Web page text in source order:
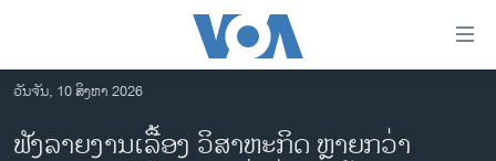
ເຂົ້າ
ຫາ
ຂ້າມລາວ
ວັນຈັນ, 10 ສິງຫາ 2026
ຟັງລາຍງານເລື້ອງ ວິສາຫະກິດ ຫຼາຍກວ່າ